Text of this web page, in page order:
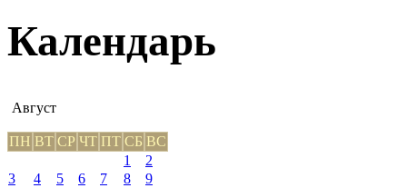
Календарь
Август
ПН ВТ СР ЧТ ПТ СБ ВС
1
2
3
4 5 6 7 8
9